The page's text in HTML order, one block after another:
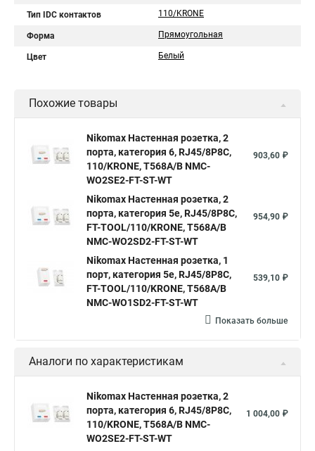
Тип IDC контактов 110/KRONE
Форма Прямоугольная
Цвет Белый
Похожие товары
Nikomax Настенная розетка, 2
порта, категория 6, RJ45/8P8C,
110/KRONE, T568A/B NMC-
WO2SE2-FT-ST-WT
903,60 ₽
Nikomax Настенная розетка, 2
порта, категория 5е, RJ45/8P8C,
FT-TOOL/110/KRONE, T568A/B
NMC-WO2SD2-FT-ST-WT
954,90 ₽
Nikomax Настенная розетка, 1
порт, категория 5е, RJ45/8P8C,
FT-TOOL/110/KRONE, T568A/B
NMC-WO1SD2-FT-ST-WT
539,10 ₽
Показать больше
Аналоги по характеристикам
Nikomax Настенная розетка, 2
порта, категория 6, RJ45/8P8C,
110/KRONE, T568A/B NMC-
WO2SE2-FT-ST-WT
1 004,00 ₽